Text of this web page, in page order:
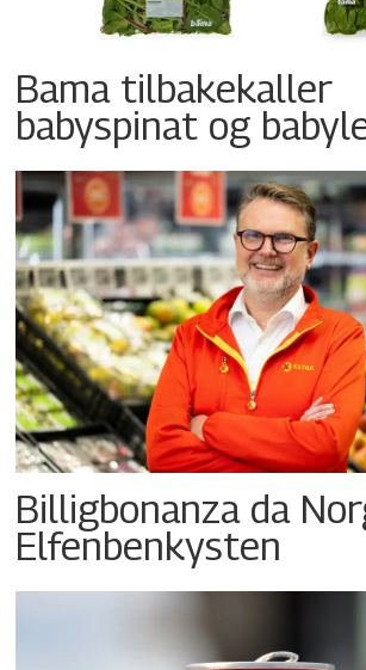
Bama tilbakekaller
babyspinat og
Billigbonanza da
Elfenbenkysten